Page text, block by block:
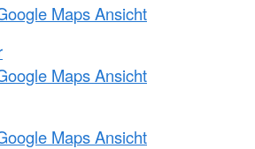
Maps Ansicht
Maps Ansicht
Maps Ansicht